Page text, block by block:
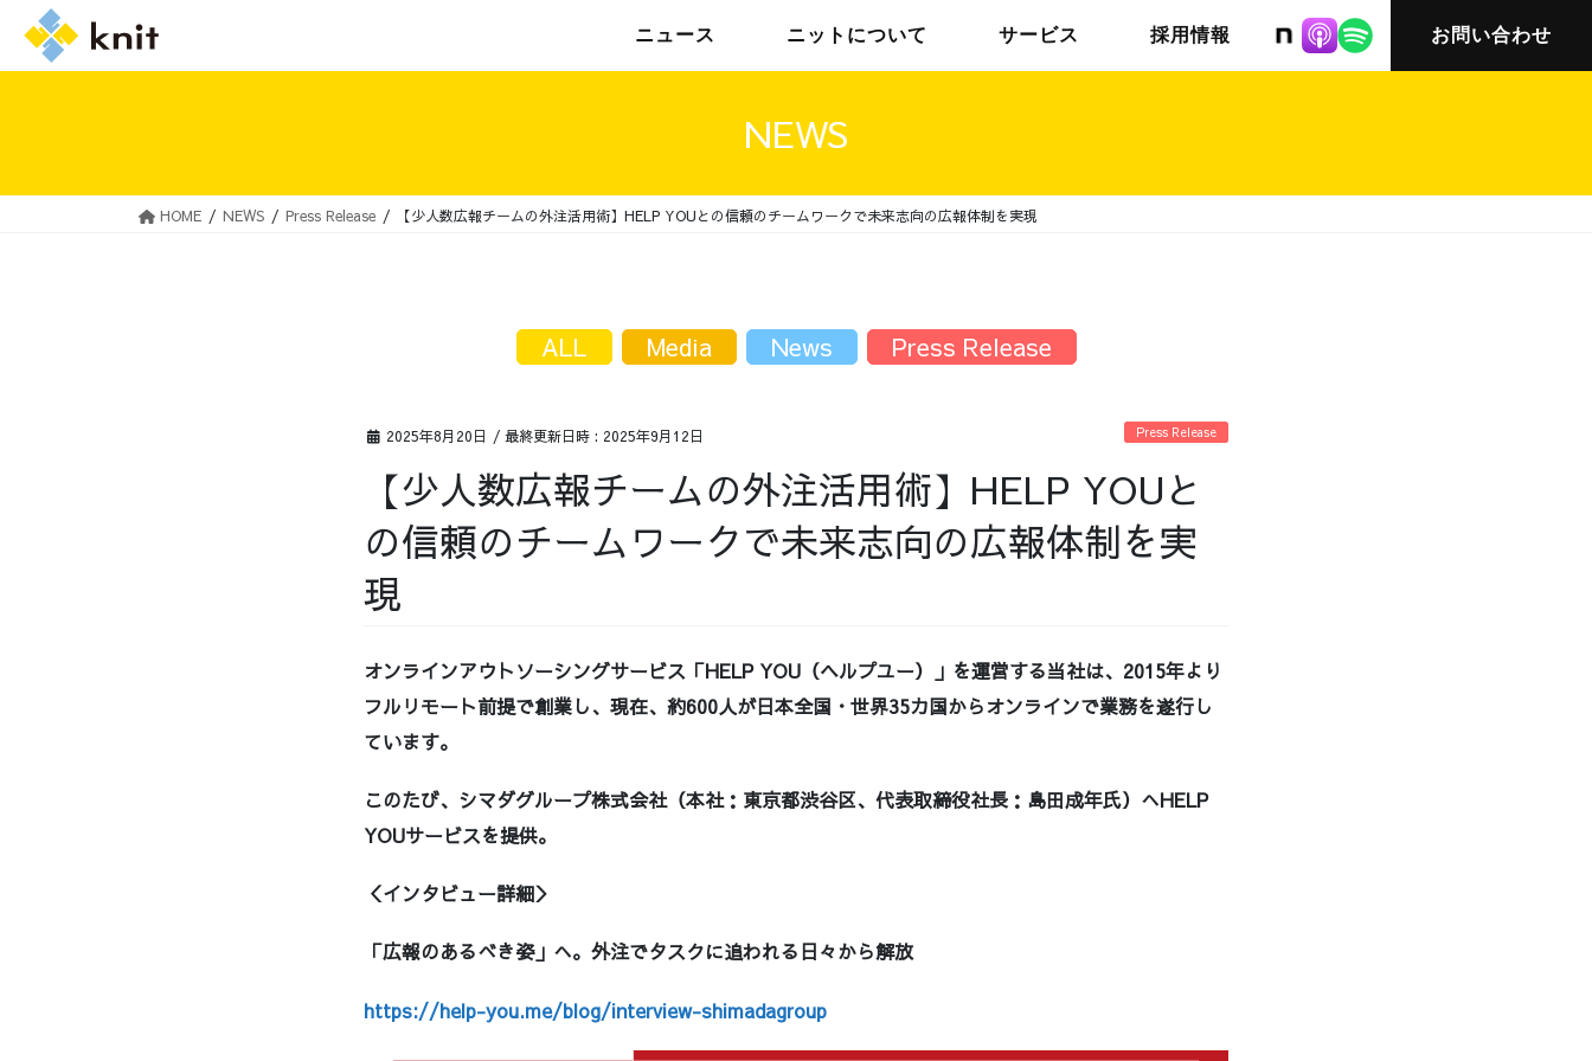
株式会社ニット
ニュース ニットについて サービス 採用情報 お問い合わせ
NEWS
HOME NEWS Press Release 【少人数広報チームの外注活用術】HELP YOUとの信頼のチームワークで未来志向の広報体制を実現
2025年8月20日 / 最終更新日時 : 2025年9月12日 Press Release
【少人数広報チームの外注活用術】HELP YOUと
の信頼のチームワークで未来志向の広報体制を実
現
オンラインアウトソーシングサービス「HELP YOU（ヘルプユー）」を運営する当社は、2015年より
フルリモート前提で創業し、現在、約600人が日本全国・世界35カ国からオンラインで業務を遂行し
ています。
このたび、シマダグループ株式会社（本社：東京都渋谷区、代表取締役社長：島田成年氏）へHELP
YOUサービスを提供。
＜インタビュー詳細＞
「広報のあるべき姿」へ。外注でタスクに追われる日々から解放
https://help-you.me/blog/interview-shimadagroup
ALL Media News Press Release